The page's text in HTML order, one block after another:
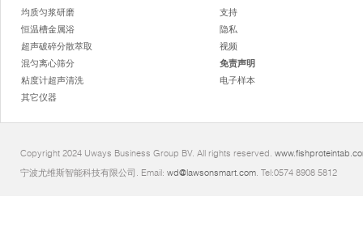
均质匀浆研磨
恒温槽金属浴
超声破碎分散萃取
混匀离心筛分
粘度计超声清洗
其它仪器
支持
隐私
视频
免责声明
电子样本
Copyright 2024 Uways Business Group BV. All rights reserved.
宁波尤维斯智能科技有限公司. Email: wd@lawsonsmart.com. Tel:0574 8908 5812